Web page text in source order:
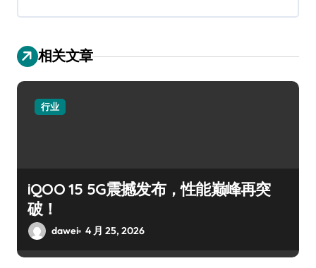
相关文章
行业
iQOO 15 5G震撼发布，性能巅峰再突
破！
dawei 4 月 25, 2026